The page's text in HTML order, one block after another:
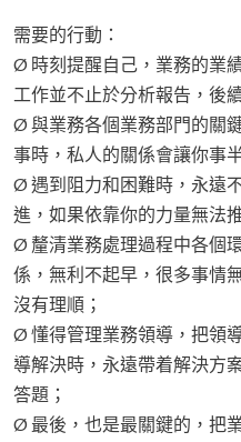
需要的行動：
Ø 時刻提醒自己，業務的業
工作並不止於分析報告，後
Ø 與業務各個業務部門的關
事時，私人的關係會讓你事
Ø 遇到阻力和困難時，永遠
進，如果依靠你的力量無法
Ø 釐清業務處理過程中各個
係，無利不起早，很多事情
沒有理順；
Ø 懂得管理業務領導，把領
導解決時，永遠帶着解決方
答題；
Ø 最後，也是最關鍵的，把